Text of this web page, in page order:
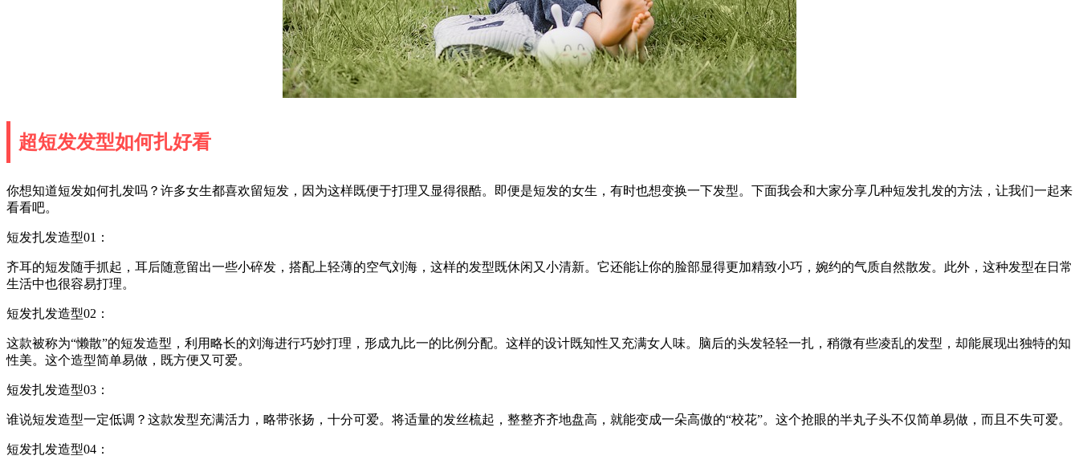
超短发发型如何扎好看
你想知道短发如何扎发吗？许多女生都喜欢留短发，因为这样既便于打理又显得很酷。即便是短发的女生，有时也想变换一下发型。下面我会和大家分享几种短发扎发的方法，让我们一起来
看看吧。
短发扎发造型01：
齐耳的短发随手抓起，耳后随意留出一些小碎发，搭配上轻薄的空气刘海，这样的发型既休闲又小清新。它还能让你的脸部显得更加精致小巧，婉约的气质自然散发。此外，这种发型在日常
生活中也很容易打理。
短发扎发造型02：
这款被称为“懒散”的短发造型，利用略长的刘海进行巧妙打理，形成九比一的比例分配。这样的设计既知性又充满女人味。脑后的头发轻轻一扎，稍微有些凌乱的发型，却能展现出独特的知
性美。这个造型简单易做，既方便又可爱。
短发扎发造型03：
谁说短发造型一定低调？这款发型充满活力，略带张扬，十分可爱。将适量的发丝梳起，整整齐齐地盘高，就能变成一朵高傲的“校花”。这个抢眼的半丸子头不仅简单易做，而且不失可爱。
短发扎发造型04：